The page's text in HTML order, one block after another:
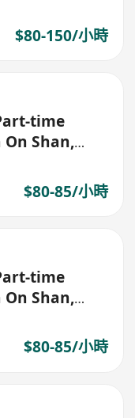
$80-150/小時
time
Shan,
$80-85/小時
time
Shan,
$80-85/小時